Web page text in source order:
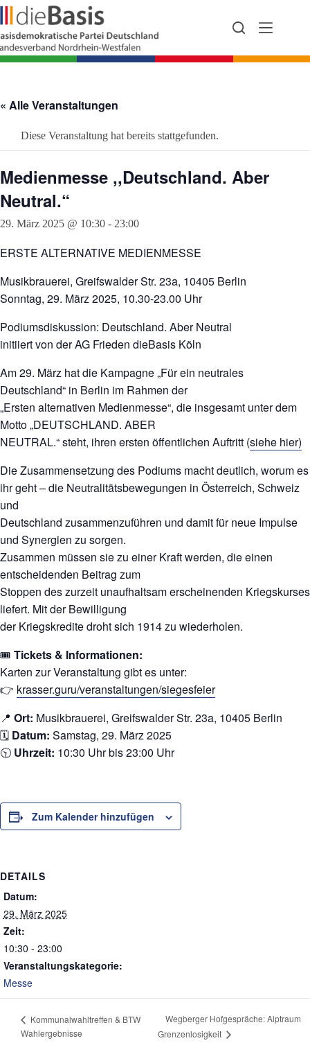
Zum
Inhalt
springen
« Alle Veranstaltungen
Diese Veranstaltung hat bereits stattgefunden.
Medienmesse ,,Deutschland. Aber
Neutral.“
29. März 2025 @ 10:30 - 23:00
ERSTE ALTERNATIVE MEDIENMESSE
Musikbrauerei, Greifswalder Str. 23a, 10405 Berlin
Sonntag, 29. März 2025, 10.30-23.00 Uhr
Podiumsdiskussion: Deutschland. Aber Neutral
initiiert von der AG Frieden dieBasis Köln
Am 29. März hat die Kampagne „Für ein neutrales
Deutschland“ in Berlin im Rahmen der
„Ersten alternativen Medienmesse“, die insgesamt unter dem
Motto „DEUTSCHLAND. ABER
NEUTRAL.“ steht, ihren ersten öffentlichen Auftritt (siehe hier)
Die Zusammensetzung des Podiums macht deutlich, worum es
ihr geht – die Neutralitätsbewegungen in Österreich, Schweiz
und
Deutschland zusammenzuführen und damit für neue Impulse
und Synergien zu sorgen.
Zusammen müssen sie zu einer Kraft werden, die einen
entscheidenden Beitrag zum
Stoppen des zurzeit unaufhaltsam erscheinenden Kriegskurses
liefert. Mit der Bewilligung
der Kriegskredite droht sich 1914 zu wiederholen.
🎟️ Tickets & Informationen:
Karten zur Veranstaltung gibt es unter:
👉 krasser.guru/veranstaltungen/siegesfeier
📍 Ort: Musikbrauerei, Greifswalder Str. 23a, 10405 Berlin
🗓️ Datum: Samstag, 29. März 2025
🕥 Uhrzeit: 10:30 Uhr bis 23:00 Uhr
Zum Kalender hinzufügen
DETAILS
Datum:
29. März 2025
Zeit:
10:30 - 23:00
Veranstaltungskategorie:
Messe
Kommunalwahltreffen & BTW
Wahlergebnisse
Wegberger Hofgespräche: Alptraum
Grenzenlosigkeit